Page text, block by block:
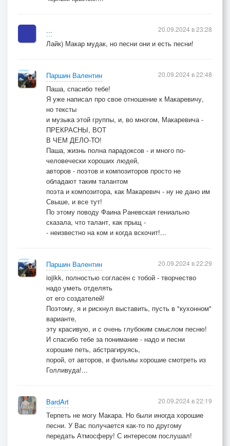
...
Лайк) Макар мудак, но песни они и есть песни!
20.09.2024 в 23:28
Паршин Валентин
Паша, спасибо тебе!
Я уже написал про свое отношение к Макаревичу,
но тексты
и музыка этой группы, и, во многом, Макаревича -
ПРЕКРАСНЫ, ВОТ
В ЧЕМ ДЕЛО-ТО!
Паша, жизнь полна парадоксов - и много по-
человечески хороших людей,
авторов - поэтов и композиторов просто не
обладают таким талантом
поэта и композитора, как Макаревич - ну не дано им
Свыше, и все тут!
По этому поводу Фаина Раневская гениально
сказала, что талант, как прыщ -
- неизвестно на ком и когда вскочит!...
20.09.2024 в 22:48
Паршин Валентин
iojikk, полностью согласен с тобой - творчество
надо уметь отделять
от его создателей!
Поэтому, я и рискнул выставить, пусть в "кухонном"
варианте,
эту красивую, и с очень глубоким смыслом песню!
И спасибо тебе за понимание - надо и песни
хорошие петь, абстрагируясь,
порой, от авторов, и фильмы хорошие смотреть из
Голливуда!...
20.09.2024 в 22:29
BardArt
Терпеть не могу Макара. Но были иногда хорошие
песни. У Вас получается как-то по другому
передать Атмосферу! С интересом послушал!
20.09.2024 в 22:19